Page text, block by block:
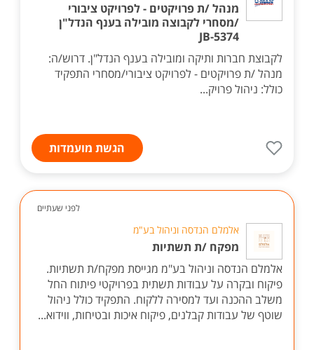
מנהל /ת פרויקטים - לפרויקט ציבורי
/מסחרי לקבוצה מובילה בענף הנדל"ן
JB-5374
לקבוצת חברות ותיקה ומובילה בענף הנדל"ן. דרוש/ה:
מנהל /ת פרויקטים - לפרויקט ציבורי/מסחרי התפקיד
כולל: ניהול פרויק...
הגשת מועמדות
לפני שעתיים
אלמלם הנדסה וניהול בע"מ
מפקח /ת תשתיות
אלמלם הנדסה וניהול בע"מ מגייסת מפקח/ת תשתיות.
פיקוח ובקרה על עבודות תשתית בפרויקטי פיתוח החל
משלב ההכנה ועד למסירה ללקוח. התפקיד כולל ניהול
שוטף של עבודות קבלנים, פיקוח איכות ובטיחות, ווידוא...